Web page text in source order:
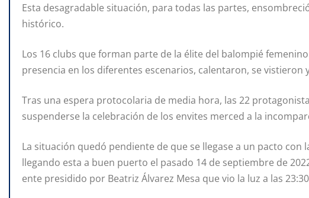
Esta desagradable situación, para todas las partes,
histórico.
Los 16 clubs que forman parte de la élite del balompié
presencia en los diferentes escenarios, calentaron, se vistieron
Tras una espera protocolaria de media hora, las 22
suspenderse la celebración de los envites merced a la
La situación quedó pendiente de que se llegase a un pacto con
llegando esta a buen puerto el pasado 14 de septiembre de
ente presidido por Beatriz Álvarez Mesa que vio la luz a las